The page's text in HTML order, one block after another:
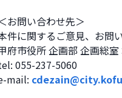
お問い合わせ先＞
件に関するご意見、お問
府市役所 企画部 企画総
055-237-5060
mail: